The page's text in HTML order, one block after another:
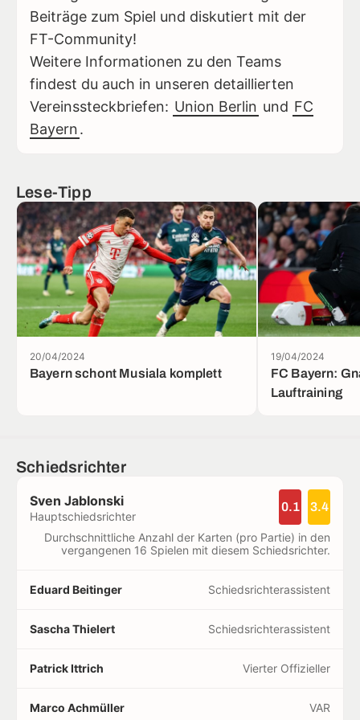
Beiträge zum Spiel und diskutiert mit der
FT-Community!
Weitere Informationen zu den Teams
findest du auch in unseren detaillierten
Vereinssteckbriefen: Union Berlin und FC
Bayern.
Lese-Tipp
Bayern schont Musiala komplett
20/04/2024
FC Bayern:
Lauftraining
19/04/2024
Schiedsrichter
Sven Jablonski
Hauptschiedsrichter
0.1 3.4
Durchschnittliche Anzahl der Karten (pro Partie) in den
vergangenen 16 Spielen mit diesem Schiedsrichter.
Eduard Beitinger Schiedsrichterassistent
Sascha Thielert Schiedsrichterassistent
Patrick Ittrich Vierter Offizieller
Marco Achmüller VAR